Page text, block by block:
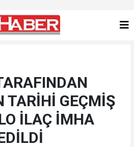
TARİHİ GEÇMİŞ
İLAÇ İMHA